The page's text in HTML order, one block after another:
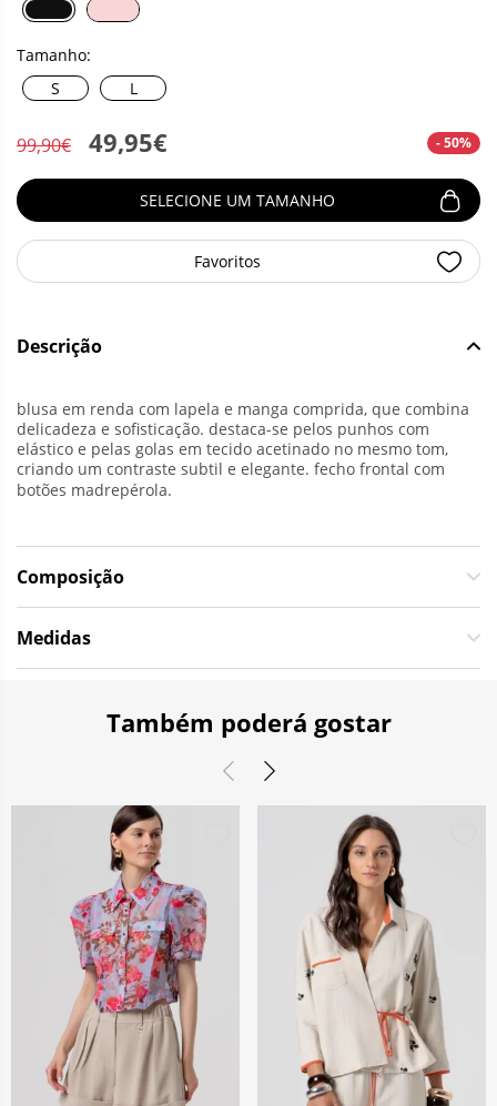
Tamanho:
S
L
99,90€ 49,95€ - 50%
SELECIONE UM TAMANHO
Favoritos
Descrição
blusa em renda com lapela e manga comprida, que combina
delicadeza e sofisticação. destaca-se pelos punhos com
elástico e pelas golas em tecido acetinado no mesmo tom,
criando um contraste subtil e elegante. fecho frontal com
botões madrepérola.
Composição
Medidas
Também poderá gostar